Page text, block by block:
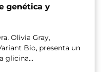
genética y
Olivia Gray,
Bio, presenta un
glicina...